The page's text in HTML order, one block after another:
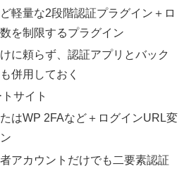
軽量な2段階認証プラグイン＋ロ
を制限するプラグイン
に頼らず、認証アプリとバック
併用しておく
サイト
はWP 2FAなど＋ログインURL変
アカウントだけでも二要素認証